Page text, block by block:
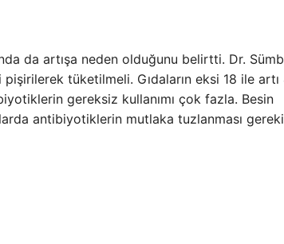
da artışa neden olduğunu belirtti. Dr.
tüketilmeli. Gıdaların eksi 18 ile artı
gereksiz kullanımı çok fazla. Besin
antibiyotiklerin mutlaka tuzlanması